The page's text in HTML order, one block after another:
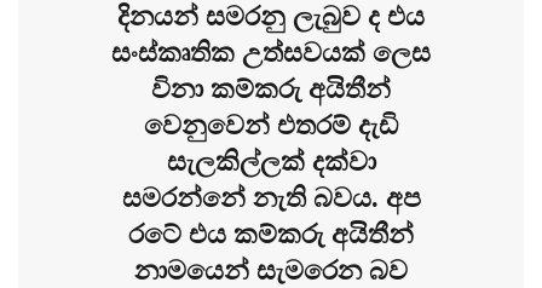
දිනයන් සමරනු ලැබුව ද එය
සංස්කෘතික උත්සවයක් ලෙස
විනා කම්කරු අයිතීන්
වෙනුවෙන් එතරම් දැඩි
සැලකිල්ලක් දක්වා
සමරන්නේ නැති බවය. අප
රටේ එය කම්කරු අයිතීන්
නාමයෙන් සැමරෙන බව